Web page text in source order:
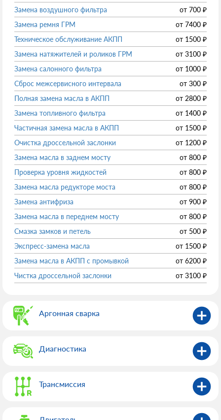
Замена воздушного фильтра
от 700 ₽
Замена ремня ГРМ
от 7400 ₽
Техническое обслуживание АКПП
от 1500 ₽
Замена натяжителей и роликов ГРМ
от 3100 ₽
Замена салонного фильтра
от 1000 ₽
Сброс межсервисного интервала
от 300 ₽
Полная замена масла в АКПП
от 2800 ₽
Замена топливного фильтра
от 1400 ₽
Частичная замена масла в АКПП
от 1500 ₽
Очистка дроссельной заслонки
от 1200 ₽
Замена масла в заднем мосту
от 800 ₽
Проверка уровня жидкостей
от 800 ₽
Замена масла редукторе моста
от 800 ₽
Замена антифриза
от 900 ₽
Замена масла в переднем мосту
от 800 ₽
Смазка замков и петель
от 500 ₽
Экспресс-замена масла
от 1500 ₽
Замена масла в АКПП с промывкой
от 6200 ₽
Чистка дроссельной заслонки
от 3100 ₽
Аргонная сварка
Диагностика
Трансмиссия